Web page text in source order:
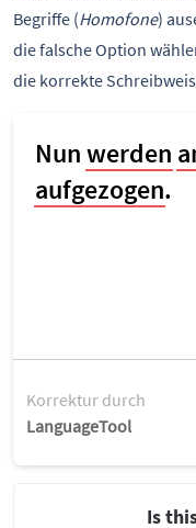
Begriffe (Homofone)
die falsche Option
die korrekte
Korrektur durch
LanguageTool
Is